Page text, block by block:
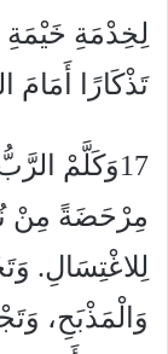
لِخِدْمَةِ خَيْمَةِ
تَذْكَارًا
مِرْحَضَةً مِنْ
لِلاغْتِسَالِ.